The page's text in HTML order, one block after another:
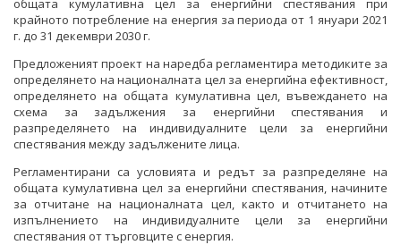
общата кумулативна цел за енергийни спестявания при
крайното потребление на енергия за периода от 1 януари 2021
г. до 31 декември 2030 г.
Предложеният проект на наредба регламентира методиките за
определянето на националната цел за енергийна ефективност,
определянето на общата кумулативна цел, въвеждането на
схема за задължения за енергийни спестявания и
разпределянето на индивидуалните цели за енергийни
спестявания между задължените лица.
Регламентирани са условията и редът за разпределяне на
общата кумулативна цел за енергийни спестявания, начините
за отчитане на националната цел, както и отчитането на
изпълнението на индивидуалните цели за енергийни
спестявания от търговците с енергия.